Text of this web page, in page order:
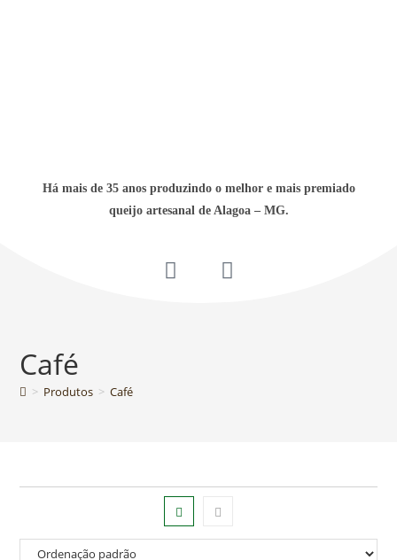
Há mais de 35 anos produzindo o melhor e mais premiado
queijo artesanal de Alagoa – MG.
Café
> Produtos > Café